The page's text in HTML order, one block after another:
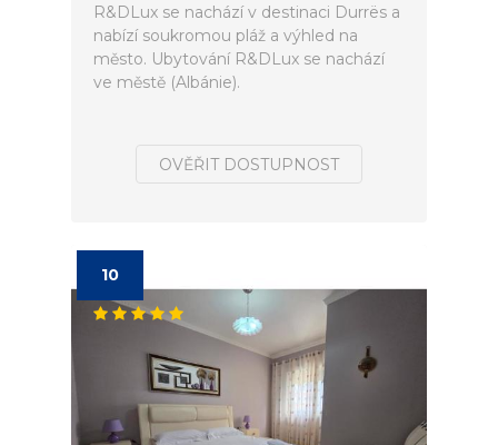
R&DLux se nachází v destinaci Durrës a
nabízí soukromou pláž a výhled na
město. Ubytování R&DLux se nachází
ve městě (Albánie).
OVĚŘIT DOSTUPNOST
10